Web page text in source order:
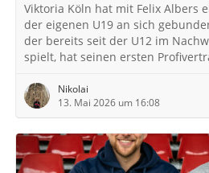
Viktoria Köln hat mit Felix Albers
der eigenen U19 an sich
der bereits seit der U12 im
spielt, hat seinen ersten
Nikolai
13. Mai 2026 um 16:08